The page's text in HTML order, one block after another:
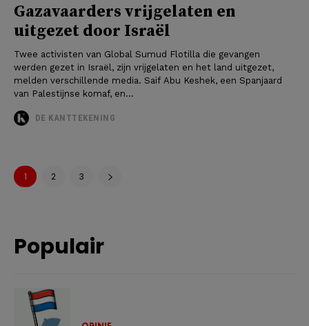
Gazavaarders vrijgelaten en
uitgezet door Israël
Twee activisten van Global Sumud Flotilla die gevangen
werden gezet in Israël, zijn vrijgelaten en het land uitgezet,
melden verschillende media. Saif Abu Keshek, een Spanjaard
van Palestijnse komaf, en...
DE KANTTEKENING
1 2 3
Populair